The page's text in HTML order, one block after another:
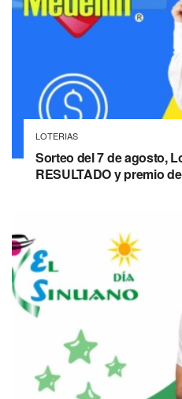
LOTERIAS
Sorteo del 7 de agosto,
RESULTADO y premio